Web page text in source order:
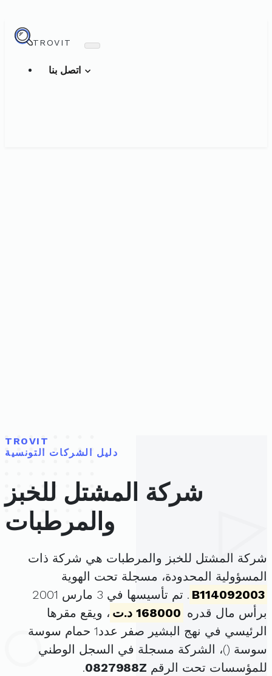
TROVIT
TROVIT
دليل الشركات التونسية
شركة المشتل للخبز
والمرطبات
شركة المشتل للخبز والمرطبات هي شركة ذات
المسؤولية المحدودة، مسجلة تحت الهوية
B114092003
. تم تأسيسها في 3 مارس 2001
برأس مال قدره 168000 د.ت
، ويقع مقرها
الرئيسي في نهج البشير صفر عدد1 حمام سوسة
سوسة ()، الشركة مسجلة في السجل الوطني
للمؤسسات تحت الرقم 0827988Z
.